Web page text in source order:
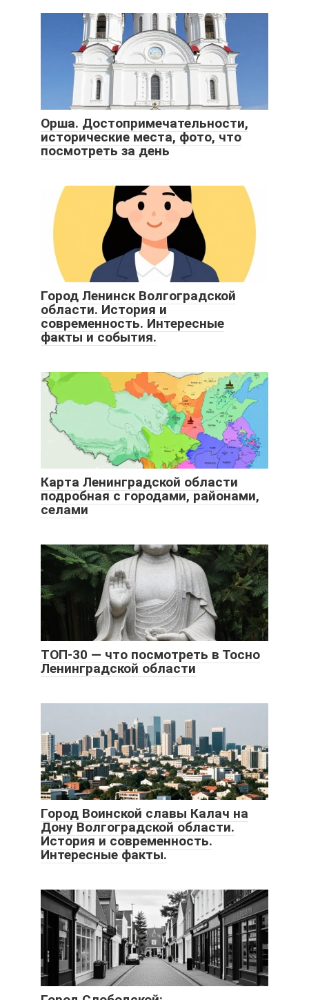
Орша. Достопримечательности,
исторические места, фото, что
посмотреть за день
Город Ленинск Волгоградской
области. История и
современность. Интересные
факты и события.
Карта Ленинградской области
подробная с городами, районами,
селами
ТОП-30 — что посмотреть в Тосно
Ленинградской области
Город Воинской славы Калач на
Дону Волгоградской области.
История и современность.
Интересные факты.